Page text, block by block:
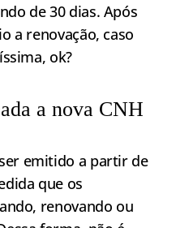
de 30 dias. Após
a renovação, caso
ok?
a nova CNH
emitido a partir de
que os
renovando ou